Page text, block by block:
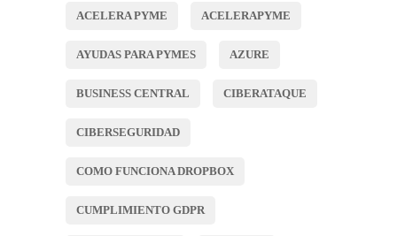
ACELERA PYME ACELERAPYME
AYUDAS PARA PYMES AZURE
BUSINESS CENTRAL CIBERATAQUE
CIBERSEGURIDAD
COMO FUNCIONA DROPBOX
CUMPLIMIENTO GDPR